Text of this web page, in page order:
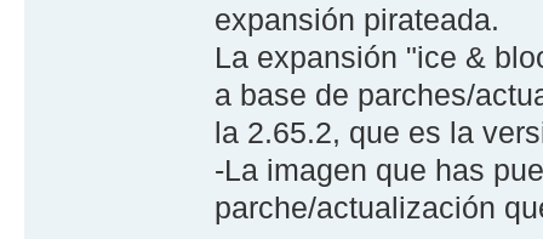
expansión pirateada.
La expansión "ice &
a base de parches/
la 2.65.2, que es la
-La imagen que has
parche/actualización